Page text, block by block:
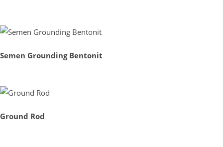
Semen Grounding Bentonit
Ground Rod